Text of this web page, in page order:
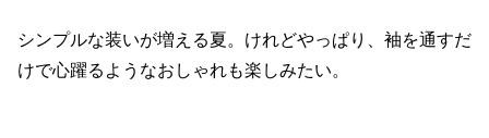
シンプルな装いが増える夏。けれどやっぱり、袖を通すだ
けで心躍るようなおしゃれも楽しみたい。